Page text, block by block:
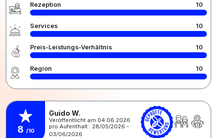
Rezeption 10
Services 10
Preis-Leistungs-Verhältnis 10
Region 10
8 /10
Guido W.
Veröffentlicht am 04.06.2026
pro Aufenthalt : 28/05/2026 -
03/06/2026